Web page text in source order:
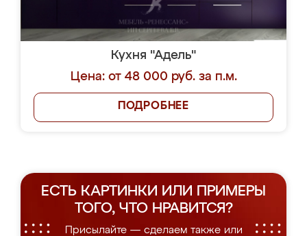
Кухня "Адель"
Цена: от 48 000 руб. за п.м.
ПОДРОБНЕЕ
ЕСТЬ КАРТИНКИ ИЛИ ПРИМЕРЫ
ТОГО, ЧТО НРАВИТСЯ?
Присылайте — сделаем также или